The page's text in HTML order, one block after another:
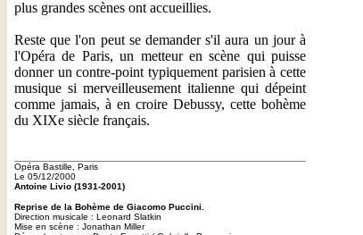
plus grandes scènes ont accueillies.
Reste que l'on peut se demander s'il aura un jour à
l'Opéra de Paris, un metteur en scène qui puisse
donner un contre-point typiquement parisien à cette
musique si merveilleusement italienne qui dépeint
comme jamais, à en croire Debussy, cette bohème
du XIXe siècle français.
Opéra Bastille, Paris
Le 05/12/2000
Antoine Livio (1931-2001)
Reprise de la Bohème de Giacomo Puccini.
Direction musicale : Leonard Slatkin
Mise en scène : Jonathan Miller